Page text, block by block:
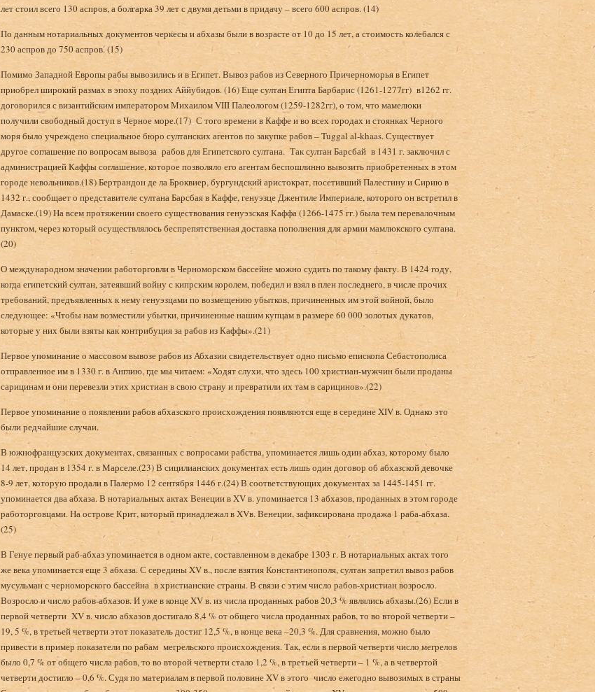
лет стоил всего 130 аспров, а болгарка 39 лет с двумя детьми в придачу – всего 600 аспров. (14)
По данным нотариальных документов черкесы и абхазы были в возрасте от 10 до 15 лет, а стоимость колебался с
230 аспров до 750 аспров. (15)
Помимо Западной Европы рабы вывозились и в Египет. Вывоз рабов из Северного Причерноморья в Египет
приобрел широкий размах в эпоху поздних Аййубидов. (16) Еще султан Египта Барбарис (1261-1277гг) в1262 гг.
договорился с византийским императором Михаилом VIII Палеологом (1259-1282гг), о том, что мамелюки
получили свободный доступ в Черное море.(17) С того времени в Каффе и во всех городах и стоянках Черного
моря было учреждено специальное бюро султанских агентов по закупке рабов – Tuggal al-khaas. Существует
другое соглашение по вопросам вывоза рабов для Египетского султана. Так султан Барсбай в 1431 г. заключил с
администрацией Каффы соглашение, которое позволяло его агентам беспошлинно вывозить приобретенных в этом
городе невольников.(18) Бертрандон де ла Броквиер, бургундский аристократ, посетивший Палестину и Сирию в
1432 г., сообщает о представителе султана Барсбая в Каффе, генуэзце Джентиле Империале, которого он встретил в
Дамаске.(19) На всем протяжении своего существования генуэзская Каффа (1266-1475 гг.) была тем перевалочным
пунктом, через который осуществлялось беспрепятственная доставка пополнения для армии мамлюкского султана.
(20)
О международном значении работорговли в Черноморском бассейне можно судить по такому факту. В 1424 году,
когда египетский султан, затеявший войну с кипрским королем, победил и взял в плен последнего, в числе прочих
требований, предъявленных к нему генуэзцами по возмещению убытков, причиненных им этой войной, было
следующее: «Чтобы нам возместили убытки, причиненные нашим купцам в размере 60 000 золотых дукатов,
которые у них были взяты как контрибуция за рабов из Каффы».(21)
Первое упоминание о массовом вывозе рабов из Абхазии свидетельствует одно письмо епископа Себастополиса
отправленное им в 1330 г. в Англию, где мы читаем: «Ходят слухи, что здесь 100 христиан-мужчин были проданы
сарицинам и они перевезли этих христиан в свою страну и превратили их там в сарицинов».(22)
Первое упоминание о появлении рабов абхазского происхождения появляются еще в середине XIV в. Однако это
были редчайшие случаи.
В южнофранцузских документах, связанных с вопросами рабства, упоминается лишь один абхаз, которому было
14 лет, продан в 1354 г. в Марселе.(23) В сицилианских документах есть лишь один договор об абхазской девочке
8-9 лет, которую продали в Палермо 12 сентября 1446 г.(24) В соответствующих документах за 1445-1451 гг.
упоминается два абхаза. В нотариальных актах Венеции в XV в. упоминается 13 абхазов, проданных в этом городе
работорговцами. На острове Крит, который принадлежал в XVв. Венеции, зафиксирована продажа 1 раба-абхаза.
(25)
В Генуе первый раб-абхаз упоминается в одном акте, составленном в декабре 1303 г. В нотариальных актах того
же века упоминается еще 3 абхаза. С середины XV в., после взятия Константинополя, султан запретил вывоз рабов
мусульман с черноморского бассейна в христианские страны. В связи с этим число рабов-христиан возросло.
Возросло и число рабов-абхазов. И уже в конце XV в. из числа проданных рабов 20,3 % являлись абхазы.(26) Если в
первой четверти XV в. число абхазов достигало 8,4 % от общего числа проданных рабов, то во второй четверти –
19, 5 %, в третьей четверти этот показатель достиг 12,5 %, в конце века –20,3 %. Для сравнения, можно было
привести в пример показатели по рабам мегрельского происхождения. Так, если в первой четверти число мегрелов
было 0,7 % от общего числа рабов, то во второй четверти стало 1,2 %, в третьей четверти – 1 %, а в четвертой
четверти достигло – 0,6 %. Судя по материалам в первой половине XV в этого число ежегодно вывозимых в страны